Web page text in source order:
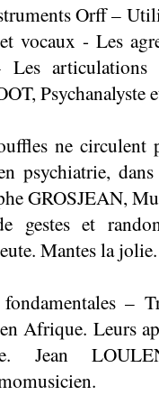
Orff –
vocaux - Les
Les articulations
Psychanalyste
ne circulent
psychiatrie,
GROSJEAN,
et
Mantes la jolie.
–
Afrique. Leurs
Jean